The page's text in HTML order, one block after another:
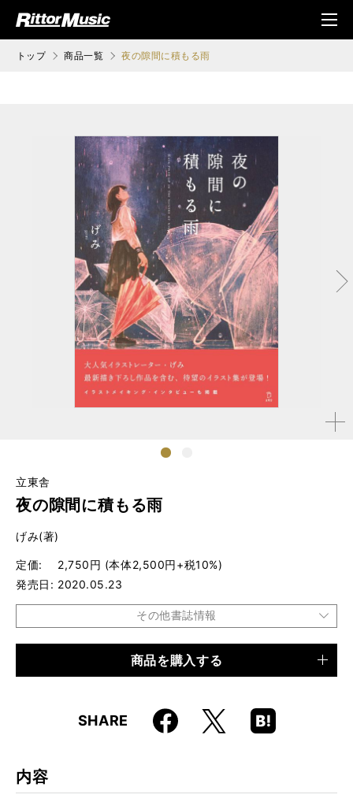
ジック (Rittor Musi
メニ
ュ
トップ 商品一覧 夜の隙間に積もる雨
拡大す
1
立東舎
夜の隙間に積もる雨
げみ(著)
定価
2,750円 (本体2,500円+税10%)
発売日
2020.05.23
その他書誌情報
9784845634804
商品を購入する
SHARE Faceboo
k
X
Hatena
Boo
内容